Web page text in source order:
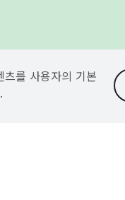
를 사용자의 기본